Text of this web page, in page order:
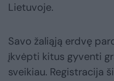
Lietuvoje.
Savo žaliąją erdvę
įkvėpti kitus gyventi
sveikiau. Registracija